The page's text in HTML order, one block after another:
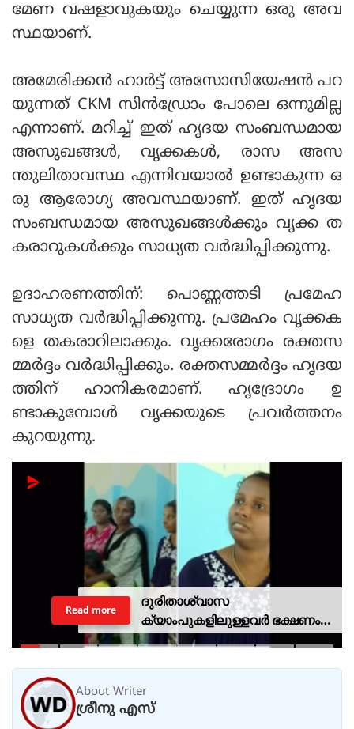
മേണ വഷളാവുകയും ചെയ്യുന്ന ഒരു അവ
സ്ഥയാണ്.
അമേരിക്കന്‍ ഹാര്‍ട്ട് അസോസിയേഷന്‍ പറ
യുന്നത് CKM സിന്‍ഡ്രോം പോലെ ഒന്നുമില്ല
എന്നാണ്. മറിച്ച് ഇത് ഹൃദയ സംബന്ധമായ
അസുഖങ്ങള്‍, വൃക്കകള്‍, രാസ അസ
ന്തുലിതാവസ്ഥ എന്നിവയാല്‍ ഉണ്ടാകുന്ന ഒ
രു ആരോഗ്യ അവസ്ഥയാണ്. ഇത് ഹൃദയ
സംബന്ധമായ അസുഖങ്ങള്‍ക്കും വൃക്ക ത
കരാറുകള്‍ക്കും സാധ്യത വര്‍ദ്ധിപ്പിക്കുന്നു.
ഉദാഹരണത്തിന്: പൊണ്ണത്തടി പ്രമേഹ
സാധ്യത വര്‍ദ്ധിപ്പിക്കുന്നു. പ്രമേഹം വൃക്കക
ളെ തകരാറിലാക്കും. വൃക്കരോഗം രക്തസ
മ്മര്‍ദ്ദം വര്‍ദ്ധിപ്പിക്കും. രക്തസമ്മര്‍ദ്ദം ഹൃദയ
ത്തിന് ഹാനികരമാണ്. ഹൃദ്രോഗം ഉ
ണ്ടാകുമ്പോള്‍ വൃക്കയുടെ പ്രവര്‍ത്തനം
കുറയുന്നു.
ദുരിതാശ്വാസ
ക്യാംപുകളിലുള്ളവർ ഭക്ഷണം
കഴിക്കുന്നത് സ്വന്തം കാശ്
Read more
About Writer
ശ്രീനു എസ്